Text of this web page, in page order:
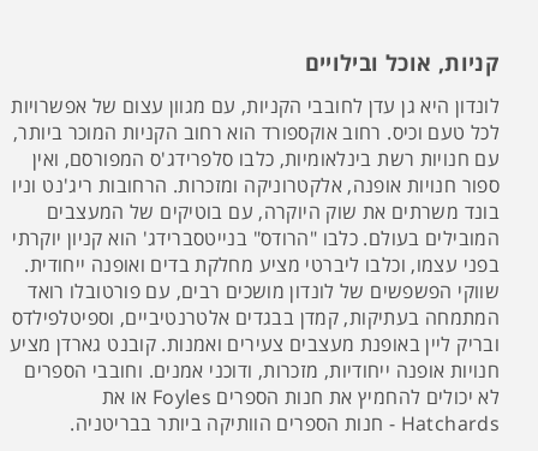
קניות, אוכל ובילויים
לונדון היא גן עדן לחובבי הקניות, עם מגוון עצום של אפשרויות
לכל טעם וכיס. רחוב אוקספורד הוא רחוב הקניות המוכר ביותר,
עם חנויות רשת בינלאומיות, כלבו סלפרידג'ס המפורסם, ואין
ספור חנויות אופנה, אלקטרוניקה ומזכרות. הרחובות ריג'נט וניו
בונד משרתים את שוק היוקרה, עם בוטיקים של המעצבים
המובילים בעולם. כלבו "הרודס" בנייטסברידג' הוא קניון יוקרתי
בפני עצמו, וכלבו ליברטי מציע מחלקת בדים ואופנה ייחודית.
שווקי הפשפשים של לונדון מושכים רבים, עם פורטובלו רואד
המתמחה בעתיקות, קמדן בבגדים אלטרנטיביים, וספיטלפילדס
ובריק ליין באופנת מעצבים צעירים ואמנות. קובנט גארדן מציע
חנויות אופנה ייחודיות, מזכרות, ודוכני אמנים. וחובבי הספרים
לא יכולים להחמיץ את חנות הספרים Foyles או את
Hatchards - חנות הספרים הוותיקה ביותר בבריטניה.